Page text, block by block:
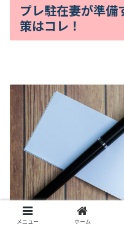
プレ駐在妻が準備
策はコレ！
メニュー ホーム